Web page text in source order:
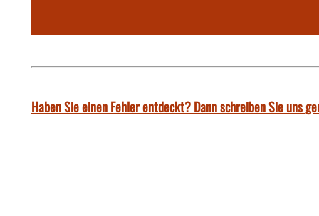
Haben Sie einen Fehler entdeckt? Dann schreiben Sie uns